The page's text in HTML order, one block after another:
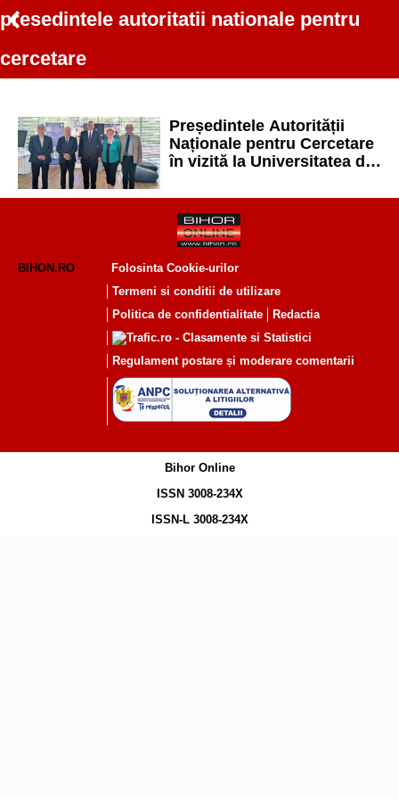
presedintele autoritatii nationale pentru
cercetare
Președintele Autorității
Naționale pentru Cercetare
în vizită la Universitatea din
BIHON.RO
Folosinta Cookie-urilor
Termeni si conditii de utilizare
Politica de confidentialitate
Redactia
Regulament postare și moderare comentarii
Bihor Online
ISSN 3008-234X
ISSN-L 3008-234X